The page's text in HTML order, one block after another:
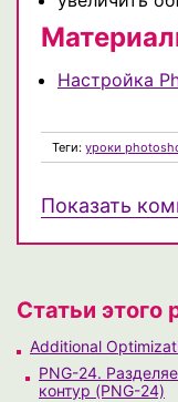
Настройка
Теги: уроки
Показать
Статьи этого
Additional
PNG-24.
контур (PNG-24)